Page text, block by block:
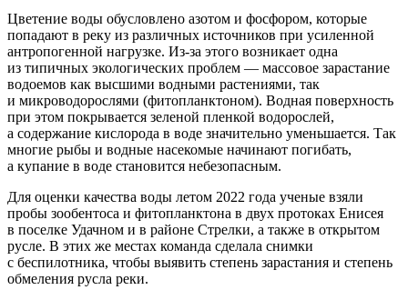
Цветение воды обусловлено азотом и фосфором, которые
попадают в реку из различных источников при усиленной
антропогенной нагрузке. Из-за этого возникает одна
из типичных экологических проблем — массовое зарастание
водоемов как высшими водными растениями, так
и микроводорослями (фитопланктоном). Водная поверхность
при этом покрывается зеленой пленкой водорослей,
а содержание кислорода в воде значительно уменьшается. Так
многие рыбы и водные насекомые начинают погибать,
а купание в воде становится небезопасным.
Для оценки качества воды летом 2022 года ученые взяли
пробы зообентоса и фитопланктона в двух протоках Енисея
в поселке Удачном и в районе Стрелки, а также в открытом
русле. В этих же местах команда сделала снимки
с беспилотника, чтобы выявить степень зарастания и степень
обмеления русла реки.